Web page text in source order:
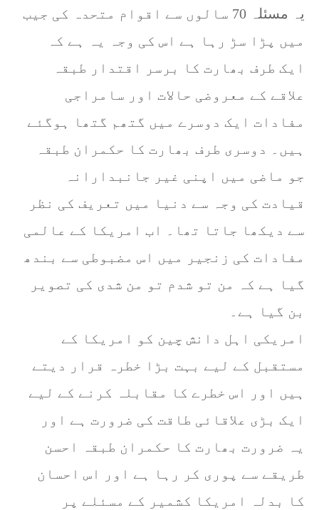
یہ مسئلہ 70 سالوں سے اقوام متحدہ کی جیب
میں پڑا سڑ رہا ہے اس کی وجہ یہ ہے کہ
ایک طرف بھارت کا برسر اقتدار طبقہ
علاقے کے معروضی حالات اور سامراجی
مفادات ایک دوسرے میں گتھم گتھا ہوگئے
ہیں۔ دوسری طرف بھارت کا حکمران طبقہ
جو ماضی میں اپنی غیر جانبدارانہ
قیادت کی وجہ سے دنیا میں تعریف کی نظر
سے دیکھا جاتا تھا۔ اب امریکا کے عالمی
مفادات کی زنجیر میں اس مضبوطی سے بندھ
گیا ہے کہ من تو شدم تو من شدی کی تصویر
بن گیا ہے۔
امریکی اہل دانش چین کو امریکا کے
مستقبل کے لیے بہت بڑا خطرہ قرار دیتے
ہیں اور اس خطرے کا مقابلہ کرنے کے لیے
ایک بڑی علاقائی طاقت کی ضرورت ہے اور
یہ ضرورت بھارت کا حکمران طبقہ احسن
طریقے سے پوری کر رہا ہے اور اس احسان
کا بدلہ امریکا کشمیر کے مسئلے پر